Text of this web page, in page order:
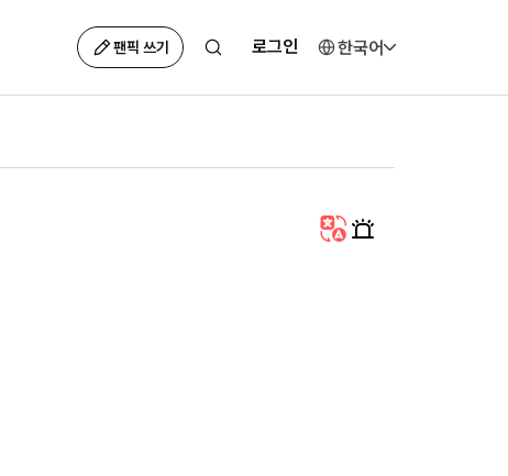
팬픽 쓰기 로그인 한국어